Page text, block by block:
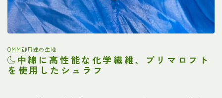
OMM御用達の生地
中綿に高性能な化学繊維、 プリマロフト
を使用したシュラフ